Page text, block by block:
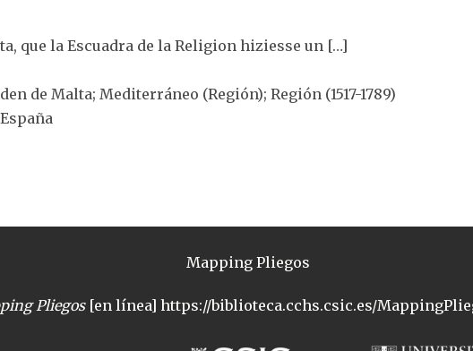
que la Escuadra de la Religion hiziesse un […]
de Malta; Mediterráneo (Región); Región (1517-1789)
Mapping Pliegos
Pliegos[en línea] https://biblioteca.cchs.csic.es/